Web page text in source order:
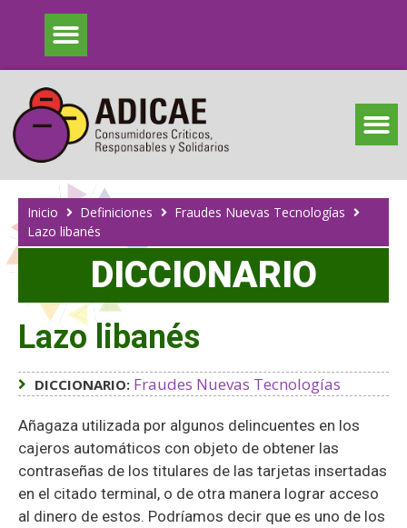
Inicio Definiciones
Fraudes Nuevas Tecnologías
Lazo libanés
DICCIONARIO
Lazo libanés
DICCIONARIO: Fraudes Nuevas Tecnologías
Añagaza utilizada por algunos delincuentes en los
cajeros automáticos con objeto de obtener las
contraseñas de los titulares de las tarjetas insertadas
en el citado terminal, o de otra manera lograr acceso
al dinero de estos. Podríamos decir que es uno de los